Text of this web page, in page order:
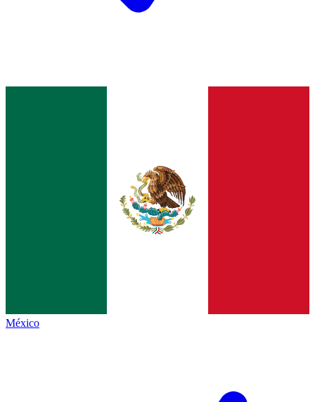
México